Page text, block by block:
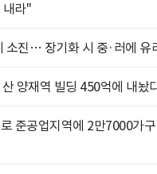
내라"
소진… 장기화 시 중·러에 유
양재역 빌딩 450억에 내놨
준공업지역에 2만7000가